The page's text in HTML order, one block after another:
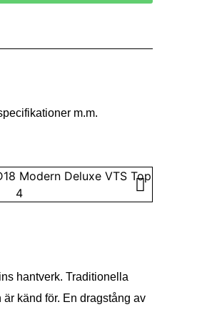
m.m.
hantverk. Traditionella
känd för. En dragstång av